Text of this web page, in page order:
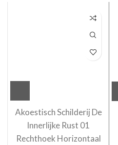
Akoestisch Schilderij De
Innerlijke Rust 01
Rechthoek Horizontaal